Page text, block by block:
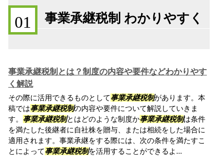
01 事業承継税制 わかりやすく
事業承継税制とは？制度の内容や要件などわかりやす
く解説
その際に活用できるものとして事業承継税制があります。本
稿では事業承継税制の内容や要件について解説していきま
す。 事業承継税制とはどのような制度か事業承継税制は条件
を満たした後継者に自社株を贈与、または相続をした場合に
適用されます。事業承継をする際には、次の条件を満たすこ
とによって事業承継税制を活用することができるよ...